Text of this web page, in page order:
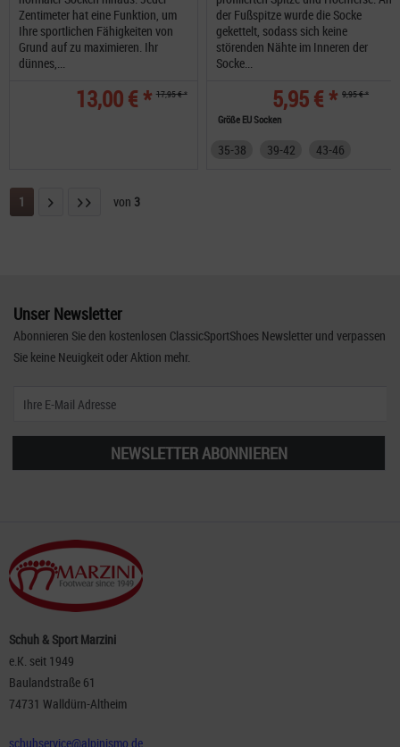
Zentimeter hat eine Funktion, um
Ihre sportlichen Fähigkeiten von
Grund auf zu maximieren. Ihr
dünnes,...
13,00 € * 17,95 € *
der Fußspitze wurde die Socke
gekettelt, sodass sich keine
störenden Nähte im Inneren der
Socke...
5,95 € * 9,95 € *
Größe EU Socken
35-38 39-42 43-46
1 von 3
Unser Newsletter
Abonnieren Sie den kostenlosen ClassicSportShoes Newsletter und verpassen
Sie keine Neuigkeit oder Aktion mehr.
NEWSLETTER ABONNIEREN
Schuh & Sport Marzini
e.K. seit 1949
Baulandstraße 61
74731 Walldürn-Altheim
schuhservice@alpinismo.de